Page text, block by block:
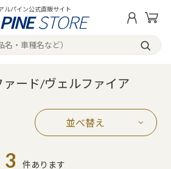
ルパイン公式直販サイト
ード/ヴェルファイア
並べ替え
3 件あります